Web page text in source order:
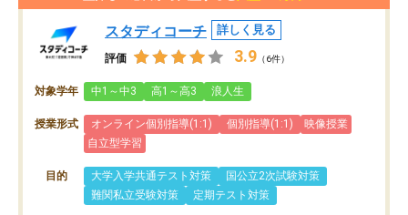
スタディコーチ 詳しく見る
評価 3.9 （6件）
対象学年 中1～中3 高1～高3 浪人生
授業形式 オンライン個別指導(1:1) 個別指導(1:1)
映像授業
自立型学習
目的 大学入学共通テスト対策
国公立2次試験対策
難関私立受験対策
定期テスト対策